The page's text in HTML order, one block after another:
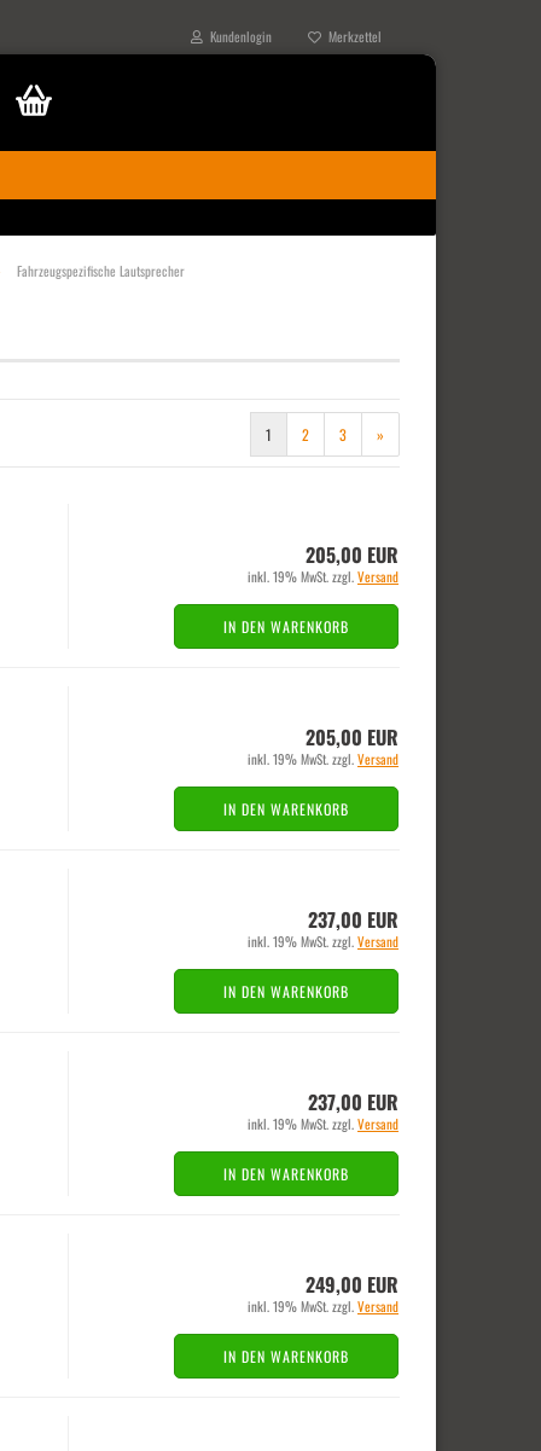
Kundenlogin Merkzettel
Fahrzeugspezifische Lautsprecher
1 2 3 »
205,00 EUR
inkl. 19% MwSt. zzgl.Versand
IN DEN WARENKORB
205,00 EUR
inkl. 19% MwSt. zzgl.Versand
IN DEN WARENKORB
237,00 EUR
inkl. 19% MwSt. zzgl.Versand
IN DEN WARENKORB
237,00 EUR
inkl. 19% MwSt. zzgl.Versand
IN DEN WARENKORB
249,00 EUR
inkl. 19% MwSt. zzgl.Versand
IN DEN WARENKORB